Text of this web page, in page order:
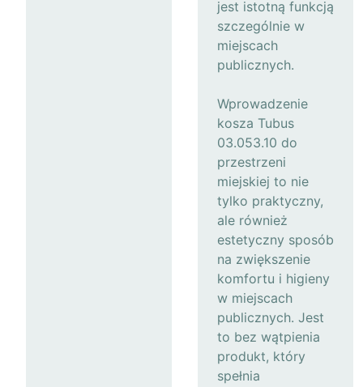
jest istotną funkcją
szczególnie w
miejscach
publicznych.
Wprowadzenie
kosza Tubus
03.053.10 do
przestrzeni
miejskiej to nie
tylko praktyczny,
ale również
estetyczny sposób
na zwiększenie
komfortu i higieny
w miejscach
publicznych. Jest
to bez wątpienia
produkt, który
spełnia